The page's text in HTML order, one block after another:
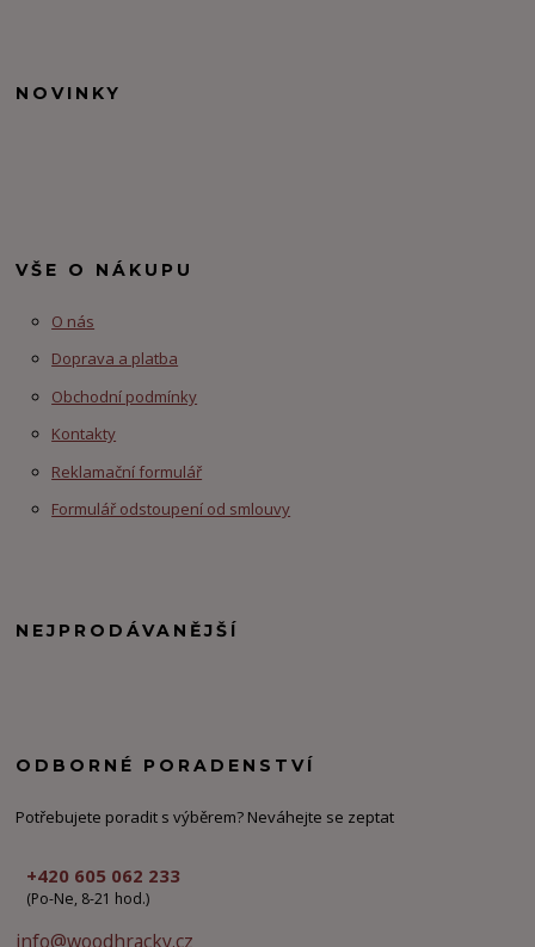
NOVINKY
VŠE O NÁKUPU
O nás
Doprava a platba
Obchodní podmínky
Kontakty
Reklamační formulář
Formulář odstoupení od smlouvy
NEJPRODÁVANĚJŠÍ
ODBORNÉ PORADENSTVÍ
Potřebujete poradit s výběrem? Neváhejte se zeptat
+420 605 062 233
(Po-Ne, 8-21 hod.)
info@woodhracky.cz